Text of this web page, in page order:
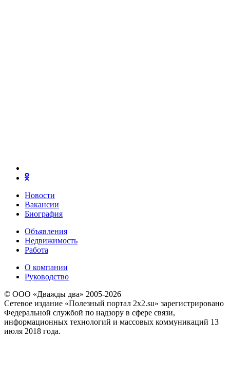
Новости
Вакансии
Биография
Объявления
Недвижимость
Работа
О компании
Руководство
© ООО «Дважды два» 2005-2026
Сетевое издание «Полезный портал 2x2.su» зарегистрировано
Федеральной службой по надзору в сфере связи,
информационных технологий и массовых коммуникаций 13
июля 2018 года.